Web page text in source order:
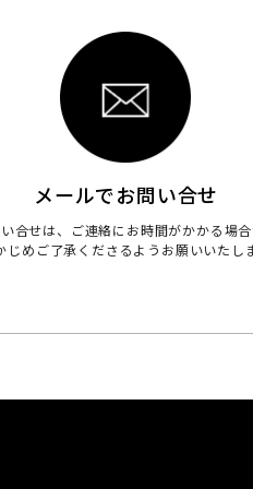
メールでお問い合せ
合せは、ご連絡にお時間がかかる場合
じめご了承くださるようお願いいたし